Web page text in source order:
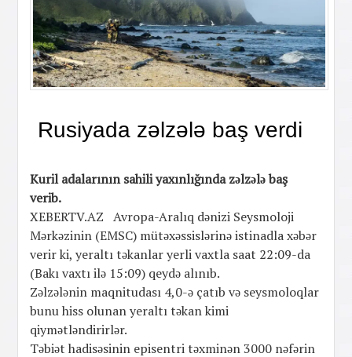
Rusiyada zəlzələ baş verdi
Kuril adalarının sahili yaxınlığında zəlzələ baş
verib.
XEBERTV.AZ Avropa-Aralıq dənizi Seysmoloji
Mərkəzinin (EMSC) mütəxəssislərinə istinadla xəbər
verir ki, yeraltı təkanlar yerli vaxtla saat 22:09-da
(Bakı vaxtı ilə 15:09) qeydə alınıb.
Zəlzələnin maqnitudası 4,0-ə çatıb və seysmoloqlar
bunu hiss olunan yeraltı təkan kimi
qiymətləndirirlər.
Təbiət hadisəsinin episentri təxminən 3000 nəfərin